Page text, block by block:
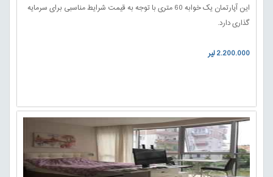
این آپارتمان یک خوابه 60 متری با توجه به قیمت شرایط مناسبی برای سرمایه
گذاری دارد.
2.200.000 لیر